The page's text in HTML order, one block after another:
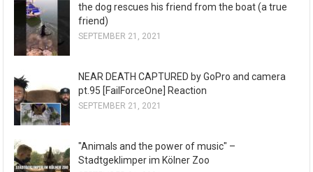
the dog rescues his friend from the boat (a true
friend)
SEPTEMBER 21, 2021
NEAR DEATH CAPTURED by GoPro and camera
pt.95 [FailForceOne] Reaction
SEPTEMBER 21, 2021
"Animals and the power of music" –
Stadtgeklimper im Kölner Zoo